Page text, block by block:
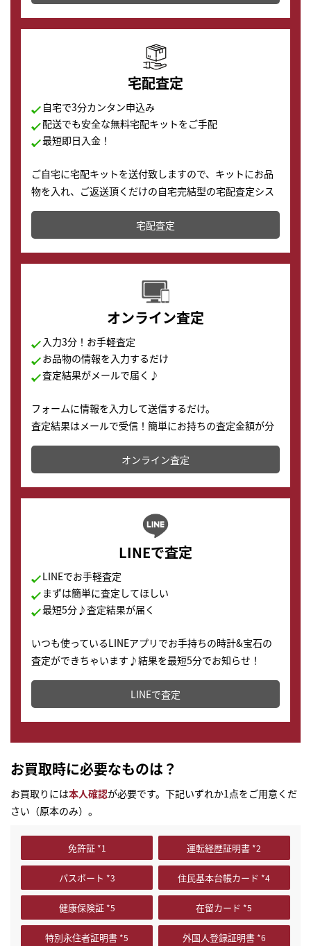
の購入もできます♪
宅配査定
自宅で3分カンタン申込み
配送でも安全な無料宅配キットをご手配
最短即日入金！
ご自宅に宅配キットを送付致しますので、キットにお品
物を入れ、ご返送頂くだけの自宅完結型の宅配査定シス
テムです。
配送でも簡単&安全に査定・買取に出すことが可能で
す。
宅配査定
オンライン査定
入力3分！お手軽査定
お品物の情報を入力するだけ
査定結果がメールで届く♪
フォームに情報を入力して送信するだけ。
査定結果はメールで受信！簡単にお持ちの査定金額が分
かります。
オンライン査定
LINEで査定
LINEでお手軽査定
まずは簡単に査定してほしい
最短5分♪査定結果が届く
いつも使っているLINEアプリでお手持ちの時計&宝石の
査定ができちゃいます♪結果を最短5分でお知らせ！
どこからでもすぐに査定金額を知ることが出来ます。
LINEで査定
お買取時に必要なものは？
お買取りには本人確認が必要です。下記いずれか1点をご用意くだ
さい（原本のみ）。
免許証 運転経歴証明書
パスポート 住民基本台帳カード
健康保険証 在留カード
特別永住者証明書 外国人登録証明書